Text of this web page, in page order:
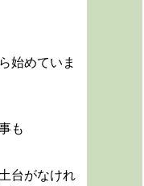
始めていま
も
台がなけれ